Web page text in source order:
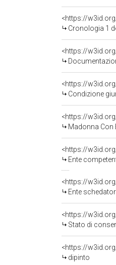
<https://
Cronologia 1
Condizione
<https://
Madonna Con
<https://
Ente competente per
<https://
Ente schedatore
<https://
Stato di
<https://
dipinto